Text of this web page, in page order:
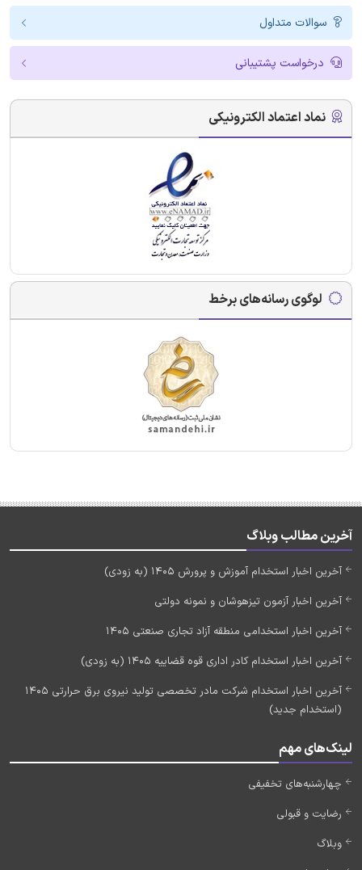
سوالات متداول
درخواست پشتیبانی
نماد اعتماد الکترونیکی
لوگوی رسانه‌های برخط
آخرین مطالب وبلاگ
آخرین اخبار استخدام آموزش و پرورش 1405 (به زودی)
آخرین اخبار آزمون تیزهوشان و نمونه دولتی
آخرین اخبار استخدامی منطقه آزاد تجاری صنعتی 1405
آخرین اخبار استخدام کادر اداری قوه قضاییه 1405 (به زودی)
آخرین اخبار استخدام شرکت مادر تخصصی تولید نیروی برق حرارتی 1405
(استخدام جدید)
لینک‌های مهم
چهارشنبه‌های تخفیفی
رضایت و قبولی
وبلاگ